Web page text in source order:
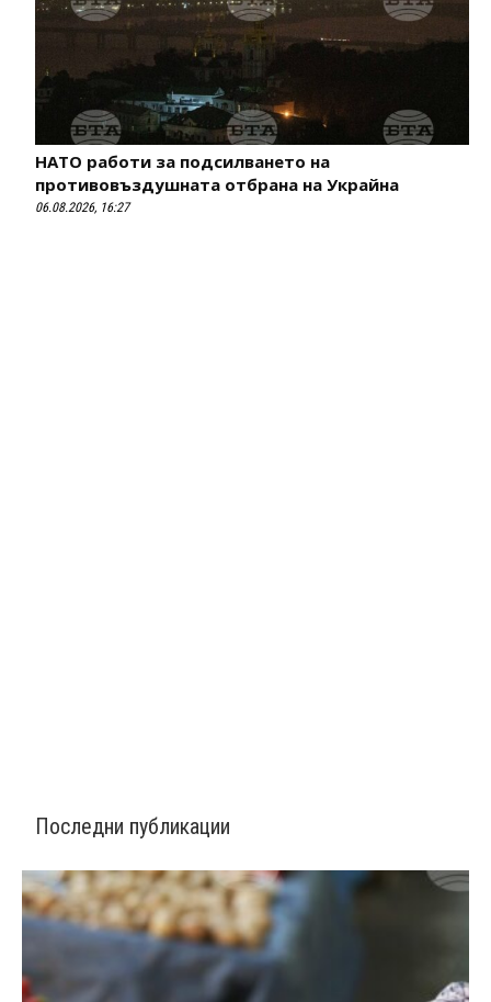
НАТО работи за подсилването на
противовъздушната отбрана на Украйна
06.08.2026, 16:27
Последни публикации